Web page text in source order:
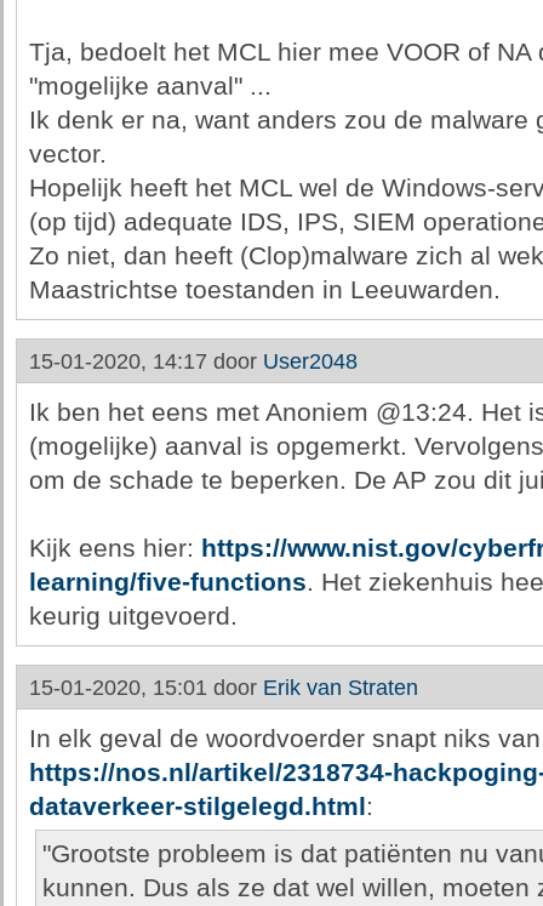
Tja, bedoelt het MCL hier mee VOOR of
"mogelijke aanval" ...
Ik denk er na, want anders zou de malware
vector.
Hopelijk heeft het MCL wel de Windows-
(op tijd) adequate IDS, IPS, SIEM
Zo niet, dan heeft (Clop)malware zich al
Maastrichtse toestanden in Leeuwarden.
15-01-2020, 14:17 door User2048
Ik ben het eens met Anoniem @13:24. Het
(mogelijke) aanval is opgemerkt.
om de schade te beperken. De AP zou dit
Kijk eens hier: https://www.nist.gov/
learning/five-functions. Het ziekenhuis
keurig uitgevoerd.
15-01-2020, 15:01 door Erik van Straten
In elk geval de woordvoerder snapt niks
https://nos.nl/artikel/2318734-
dataverkeer-stilgelegd.html:
"Grootste probleem is dat patiënten nu
kunnen. Dus als ze dat wel willen, moeten